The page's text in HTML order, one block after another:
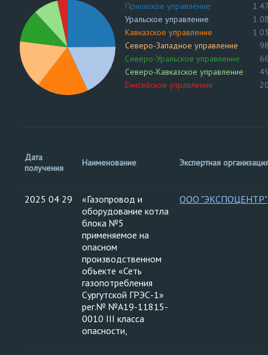
Приокское управление
1
Уральское управление
1
Кавказское управление
1
Северо-Западное управление
Северо-Уральское управление
Северо-Кавказское управление
Енисейское управление
Дата
получения
Наименование Экспертная
2025 04 29
«Газопровод и
оборудование котла
блока №5
применяемое на
опасном
производственном
объекте «Сеть
газопотребления
Сургутской ГРЭС-1»
рег.№ №А19-11815-
0010 III класса
опасности,
ООО "ЭКСПОЦЕНТР"